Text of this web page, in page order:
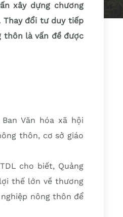
xây dựng chương
đổi tư duy tiếp
thôn là vấn đề được
Văn hóa xã hội
thôn, cơ sở giáo
cho biết, Quảng
thế lớn về thương
nông thôn để